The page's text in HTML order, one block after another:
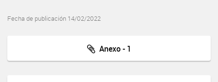
Fecha de publicación 14/02/2022
Anexo - 1